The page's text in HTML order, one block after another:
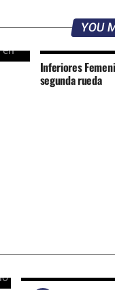
YOU
Inferiores
segunda rueda